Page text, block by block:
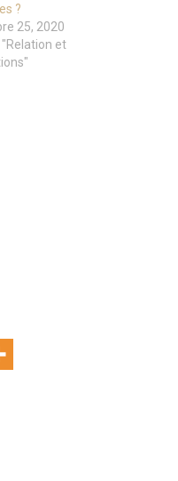
?
25, 2020
"Relation et